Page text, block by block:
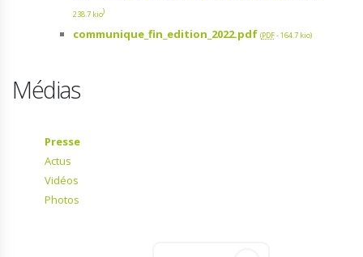
238.7 kio)
communique_fin_edition_2022.pdf (PDF-164.7 kio)
Médias
Presse
Actus
Vidéos
Photos